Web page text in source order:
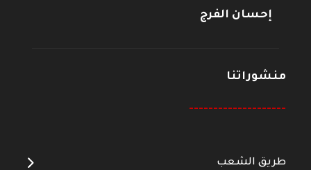
إحسان الفرج
منشوراتنا
--------------------
طريق الشعب